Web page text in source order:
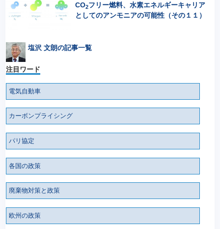
CO2フリー燃料、水素エネルギーキャリア
としてのアンモニアの可能性（その１１）
塩沢 文朗の記事一覧
注目ワード
電気自動車
カーボンプライシング
パリ協定
各国の政策
廃棄物対策と政策
欧州の政策